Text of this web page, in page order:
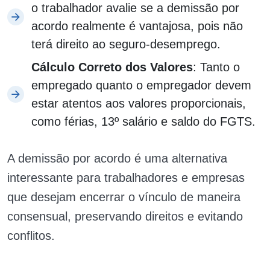
o trabalhador avalie se a demissão por
acordo realmente é vantajosa, pois não
terá direito ao seguro-desemprego.
Cálculo Correto dos Valores: Tanto o
empregado quanto o empregador devem
estar atentos aos valores proporcionais,
como férias, 13º salário e saldo do FGTS.
A demissão por acordo é uma alternativa
interessante para trabalhadores e empresas
que desejam encerrar o vínculo de maneira
consensual, preservando direitos e evitando
conflitos.